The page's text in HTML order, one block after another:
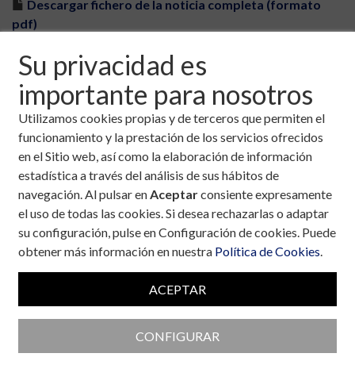
Su privacidad es
importante para nosotros
Utilizamos cookies propias y de terceros que permiten el
funcionamiento y la prestación de los servicios ofrecidos
en el Sitio web, así como la elaboración de información
estadística a través del análisis de sus hábitos de
navegación. Al pulsar enAceptarconsiente expresamente
el uso de todas las cookies. Si desea rechazarlas o adaptar
su configuración, pulse en Configuración de cookies. Puede
obtener más información en nuestra Política de Cookies.
ACEPTAR
CONFIGURAR
Descargar fichero de la noticia completa (formato
pdf)
Colaboran con la Fundación